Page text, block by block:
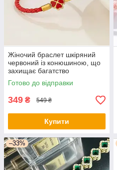
Жіночий браслет шкіряний
червоний із конюшиною, що
захищає багатство
Готово до відправки
349 ₴ 549 ₴
Купити
–33%